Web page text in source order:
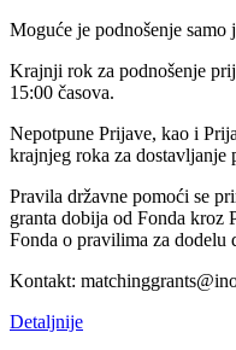
Moguće je podnošenje
Krajnji rok za podnošenje
15:00 časova.
Nepotpune Prijave, kao i
krajnjeg roka za dostavljanje
Pravila državne pomoći se
granta dobija od Fonda kroz
Fonda o pravilima za dodelu
Kontakt:
Detaljnije